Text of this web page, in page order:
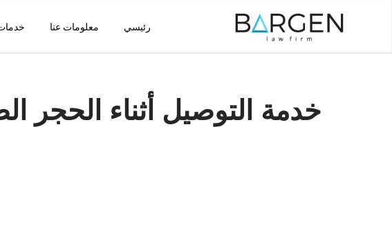
رئيسي معلومات عنا
خدمة التوصيل أثناء الحجر